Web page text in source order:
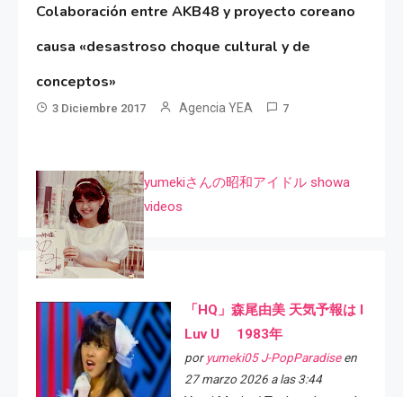
Colaboración entre AKB48 y proyecto coreano
causa «desastroso choque cultural y de
conceptos»
3 Diciembre 2017 Agencia YEA 7
yumekiさんの昭和アイドル showa
videos
「HQ」森尾由美 天気予報は I
Luv U 1983年
por yumeki05 J-PopParadiseen
27 marzo 2026 a las 3:44